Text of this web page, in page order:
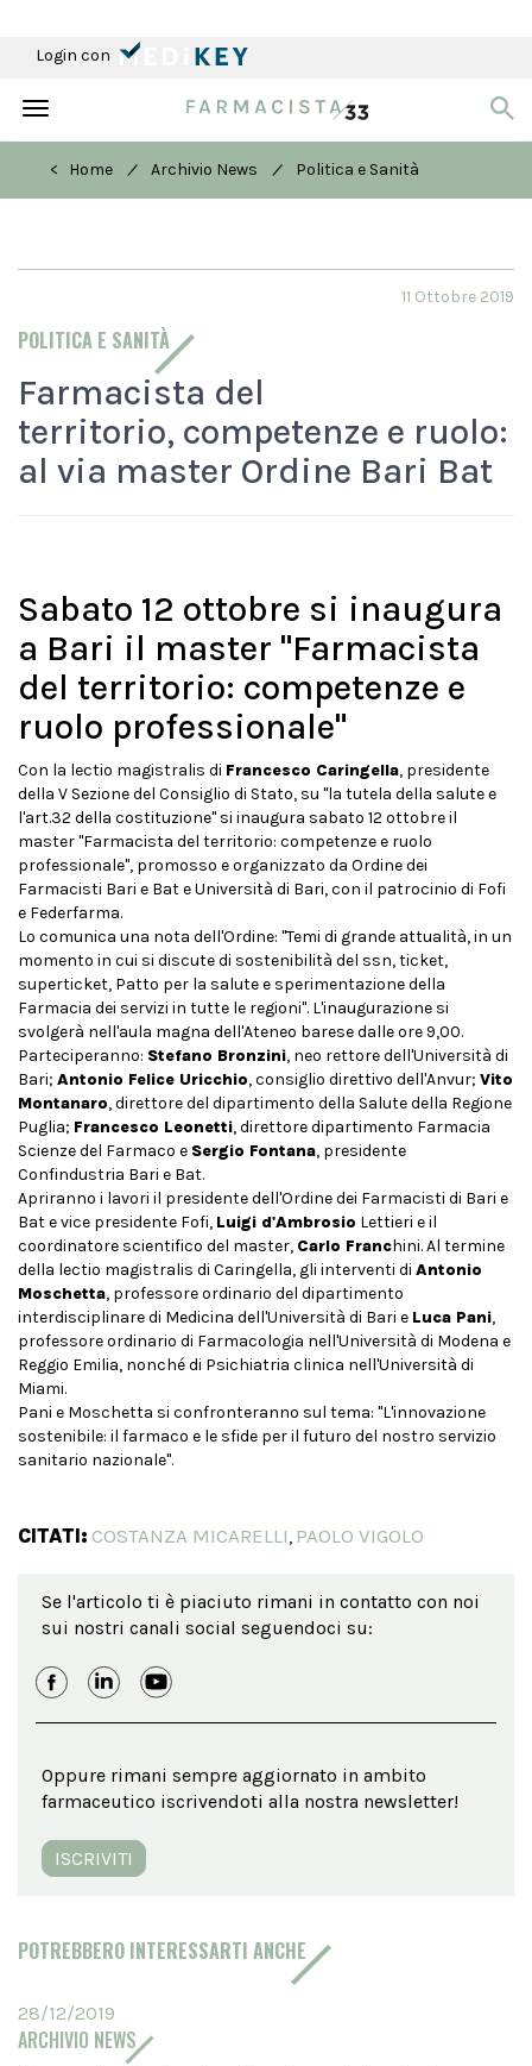
Login con
Toggle
< Home
/ Archivio News / Politica e Sanità
POLITICA E SANITÀ
11 Ottobre 2019
Farmacista del
territorio, competenze e ruolo:
al via master Ordine Bari Bat
Sabato 12 ottobre si inaugura
a Bari il master "Farmacista
del territorio: competenze e
ruolo professionale"
Con la lectio magistralis di Francesco Caringella, presidente
della V Sezione del Consiglio di Stato, su "la tutela della salute e
l'art.32 della costituzione" si inaugura sabato 12 ottobre il
master "Farmacista del territorio: competenze e ruolo
professionale", promosso e organizzato da Ordine dei
Farmacisti Bari e Bat e Università di Bari, con il patrocinio di Fofi
e Federfarma.
Lo comunica una nota dell'Ordine: "Temi di grande attualità, in un
momento in cui si discute di sostenibilità del ssn, ticket,
superticket, Patto per la salute e sperimentazione della
Farmacia dei servizi in tutte le regioni". L'inaugurazione si
svolgerà nell'aula magna dell'Ateneo barese dalle ore 9,00.
Parteciperanno: Stefano Bronzini, neo rettore dell'Università di
Bari; Antonio Felice Uricchio, consiglio direttivo dell'Anvur; Vito
Montanaro, direttore del dipartimento della Salute della Regione
Puglia; Francesco Leonetti, direttore dipartimento Farmacia
Scienze del Farmaco e Sergio Fontana, presidente
Confindustria Bari e Bat.
Apriranno i lavori il presidente dell'Ordine dei Farmacisti di Bari e
Bat e vice presidente Fofi, Luigi d'Ambrosio Lettieri e il
coordinatore scientifico del master, Carlo Franchini. Al termine
della lectio magistralis di Caringella, gli interventi di Antonio
Moschetta, professore ordinario del dipartimento
interdisciplinare di Medicina dell'Università di Bari e Luca Pani,
professore ordinario di Farmacologia nell'Università di Modena e
Reggio Emilia, nonché di Psichiatria clinica nell'Università di
Miami.
Pani e Moschetta si confronteranno sul tema: "L'innovazione
sostenibile: il farmaco e le sfide per il futuro del nostro servizio
sanitario nazionale".
CITATI: COSTANZA MICARELLI, PAOLO VIGOLO
Se l'articolo ti è piaciuto rimani in contatto con noi
sui nostri canali social seguendoci su:
Oppure rimani sempre aggiornato in ambito
farmaceutico iscrivendoti alla nostra newsletter!
ISCRIVITI
POTREBBERO INTERESSARTI ANCHE
28/12/2019
ARCHIVIO NEWS